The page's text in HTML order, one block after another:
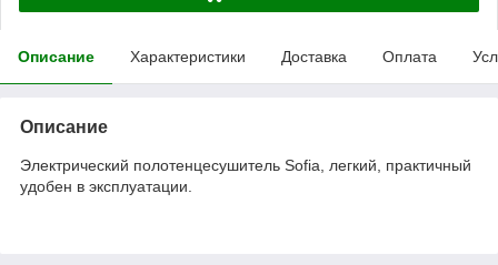
Описание Характеристики Доставка Оплата
Описание
Электрический полотенцесушитель Sofia, легкий, практичный
удобен в эксплуатации.